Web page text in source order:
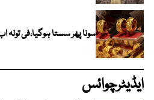
سونا پھر سستا ہوگیا،فی
ایڈیٹرچوائس